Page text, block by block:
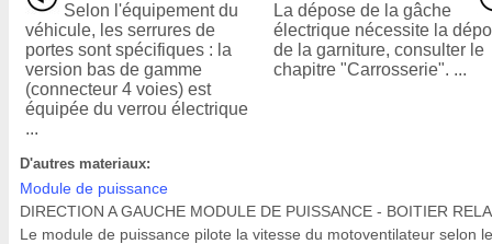
Selon l'équipement du
véhicule, les serrures de
portes sont spécifiques : la
version bas de gamme
(connecteur 4 voies) est
équipée du verrou électrique
...
La dépose de la gâche
électrique nécessite la
de la garniture, consulter le
chapitre "Carrosserie". ...
D'autres materiaux:
Module de puissance
DIRECTION A GAUCHE MODULE DE PUISSANCE - BOITIER
Le module de puissance pilote la vitesse du motoventilateur selon